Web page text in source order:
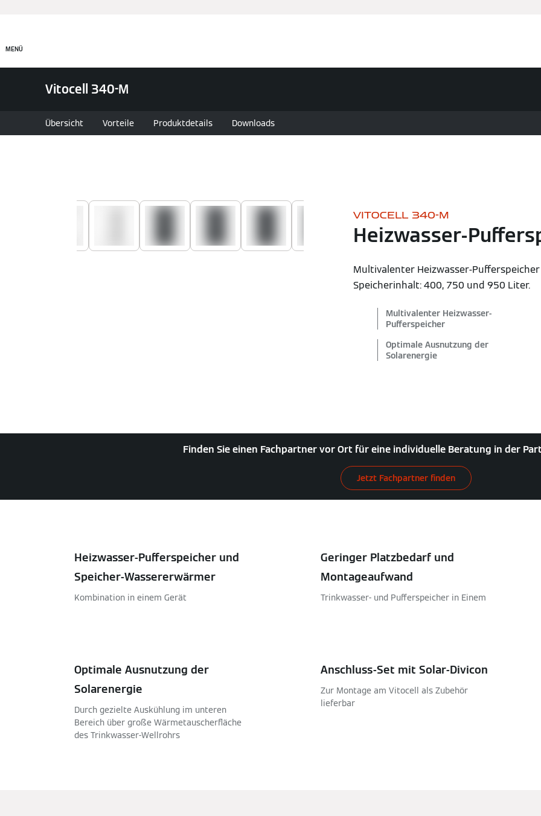
MENÜ
Vitocell 340-M
Übersicht Vorteile Produktdetails Downloads
VITOCELL 340-M
Heizwasser-
Multivalenter Heizwasser-
Speicherinhalt: 400, 750 und 950 Liter.
Multivalenter Heizwasser-
Pufferspeicher
Optimale Ausnutzung der
Solarenergie
Finden Sie einen Fachpartner vor Ort für eine individuelle Beratung in der
Jetzt Fachpartner finden
Heizwasser-Pufferspeicher und
Speicher-Wassererwärmer
Kombination in einem Gerät
Geringer Platzbedarf und
Montageaufwand
Trinkwasser- und Pufferspeicher in Einem
Optimale Ausnutzung der
Solarenergie
Durch gezielte Auskühlung im unteren
Bereich über große Wärmetauscherfläche
des Trinkwasser-Wellrohrs
Anschluss-Set mit Solar-Divicon
Zur Montage am Vitocell als Zubehör
lieferbar